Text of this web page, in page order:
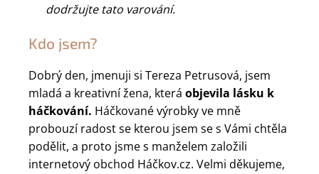
dodržujte tato varování.
Kdo jsem?
Dobrý den, jmenuji si Tereza Petrusová, jsem
mladá a kreativní žena, která objevila lásku k
háčkování. Háčkované výrobky ve mně
probouzí radost se kterou jsem se s Vámi chtěla
podělit, a proto jsme s manželem založili
internetový obchod Háčkov.cz. Velmi děkujeme,